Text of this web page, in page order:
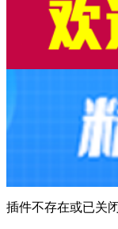
插件不存在或已关闭